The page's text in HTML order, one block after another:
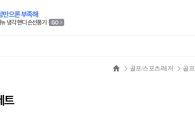
만으론 부족해
냉각 핸디 손선풍기
골프/스포츠/레저 골프
트